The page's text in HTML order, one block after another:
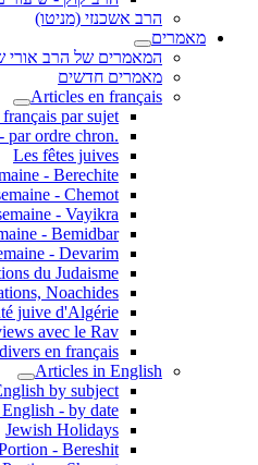
הרב אשכנזי (מניטו)
מאמרים
המאמרים של הרב אורי
מאמרים חדשים
Articles en français
par sujet
.Articles en français - par ordre chron
Les fêtes juives
- Berechite
- Chemot
- Vayikra
- Bemidbar
- Devarim
du Judaisme
Noachides
juive d'Algérie
avec le Rav
en français
Articles in English
by subject
- by date
Jewish Holidays
- Bereshit